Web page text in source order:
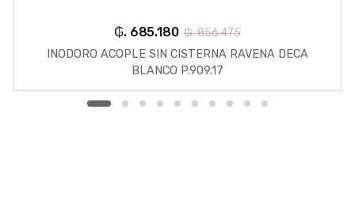
₲. 685.180 ₲. 856.475
INODORO ACOPLE SIN CISTERNA RAVENA DECA
BLANCO P.909.17